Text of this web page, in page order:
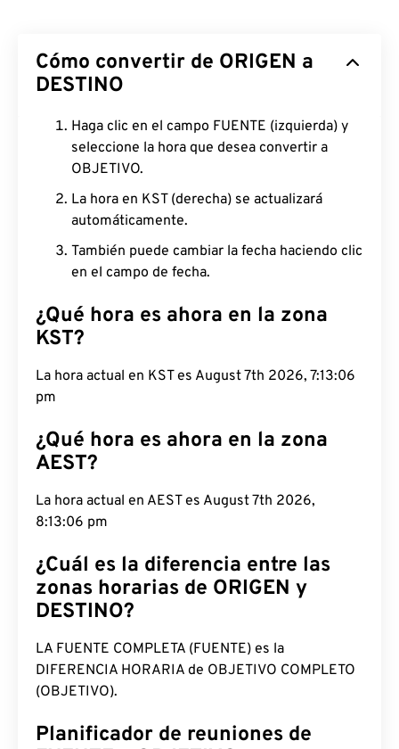
Cómo convertir de ORIGEN a
DESTINO
Haga clic en el campo FUENTE (izquierda) y
seleccione la hora que desea convertir a
OBJETIVO.
La hora en KST (derecha) se actualizará
automáticamente.
También puede cambiar la fecha haciendo clic
en el campo de fecha.
¿Qué hora es ahora en la zona
KST?
La hora actual en KST es August 7th 2026, 7:13:07
pm
¿Qué hora es ahora en la zona
AEST?
La hora actual en AEST es August 7th 2026,
8:13:07 pm
¿Cuál es la diferencia entre las
zonas horarias de ORIGEN y
DESTINO?
LA FUENTE COMPLETA (FUENTE) es la
DIFERENCIA HORARIA de OBJETIVO COMPLETO
(OBJETIVO).
Planificador de reuniones de